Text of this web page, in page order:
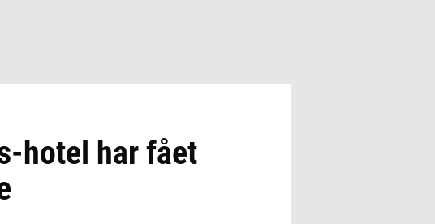
hotel har fået